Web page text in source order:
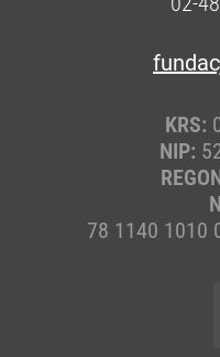
KRS:
NIP:
78 1140 1010